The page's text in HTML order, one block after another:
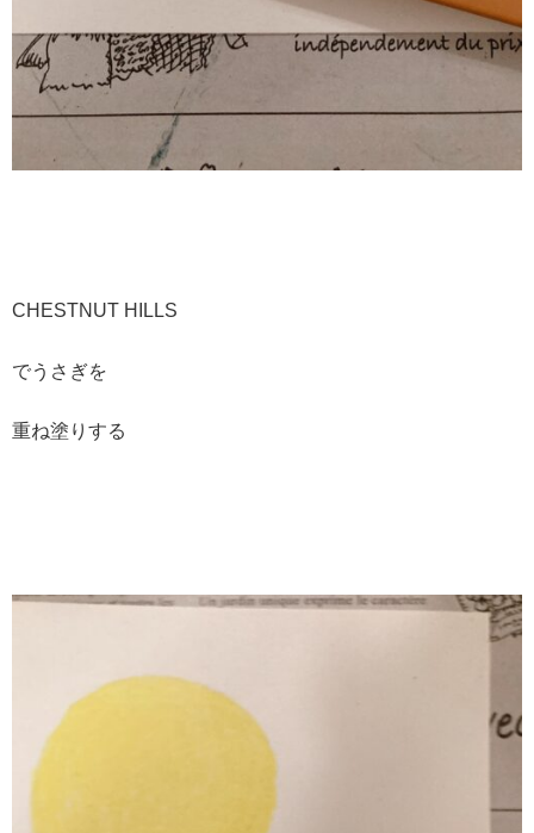
CHESTNUT HILLS
でうさぎを
重ね塗りする